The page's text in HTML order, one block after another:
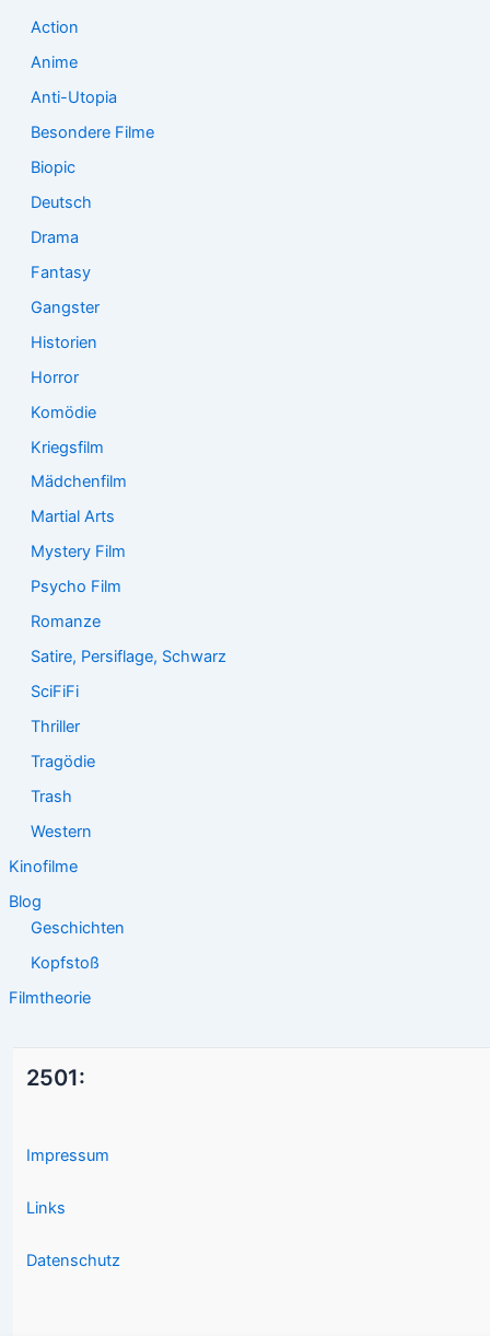
Action
Anime
Anti-Utopia
Besondere Filme
Biopic
Deutsch
Drama
Fantasy
Gangster
Historien
Horror
Komödie
Kriegsfilm
Mädchenfilm
Martial Arts
Mystery Film
Psycho Film
Romanze
Satire, Persiflage, Schwarz
SciFiFi
Thriller
Tragödie
Trash
Western
Kinofilme
Blog
Geschichten
Kopfstoß
Filmtheorie
2501:
Impressum
Links
Datenschutz